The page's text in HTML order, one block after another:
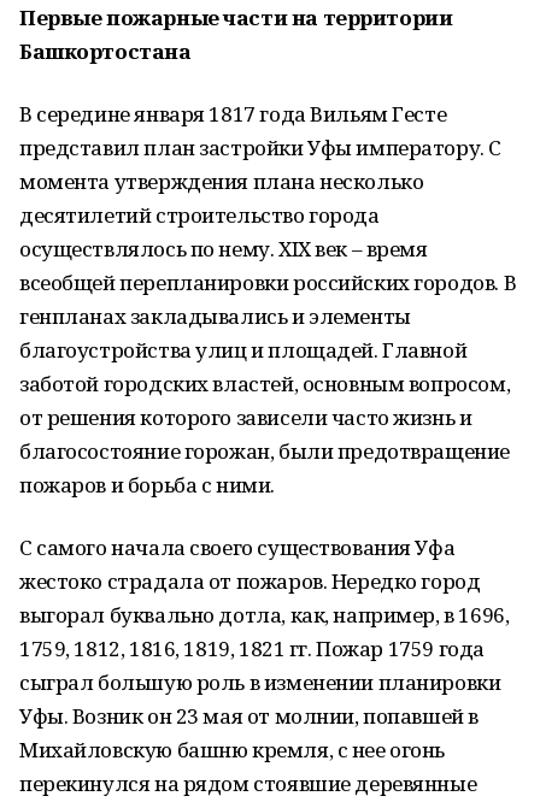
Первые пожарные части на территории
Башкортостана
В середине января 1817 года Вильям Гесте
представил план застройки Уфы императору. С
момента утверждения плана несколько
десятилетий строительство города
осуществлялось по нему. XIX век – время
всеобщей перепланировки российских городов. В
генпланах закладывались и элементы
благоустройства улиц и площадей. Главной
заботой городских властей, основным вопросом,
от решения которого зависели часто жизнь и
благосостояние горожан, были предотвращение
пожаров и борьба с ними.
С самого начала своего существования Уфа
жестоко страдала от пожаров. Нередко город
выгорал буквально дотла, как, например, в 1696,
1759, 1812, 1816, 1819, 1821 гг. Пожар 1759 года
сыграл большую роль в изменении планировки
Уфы. Возник он 23 мая от молнии, попавшей в
Михайловскую башню кремля, с нее огонь
перекинулся на рядом стоявшие деревянные